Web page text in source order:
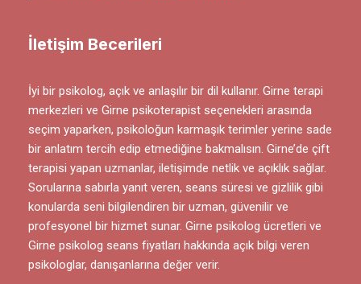
İletişim Becerileri
İyi bir psikolog, açık ve anlaşılır bir dil kullanır. Girne terapi
merkezleri ve Girne psikoterapist seçenekleri arasında
seçim yaparken, psikoloğun karmaşık terimler yerine sade
bir anlatım tercih edip etmediğine bakmalısın. Girne’de çift
terapisi yapan uzmanlar, iletişimde netlik ve açıklık sağlar.
Sorularına sabırla yanıt veren, seans süresi ve gizlilik gibi
konularda seni bilgilendiren bir uzman, güvenilir ve
profesyonel bir hizmet sunar. Girne psikolog ücretleri ve
Girne psikolog seans fiyatları hakkında açık bilgi veren
psikologlar, danışanlarına değer verir.